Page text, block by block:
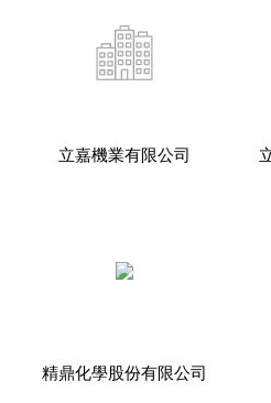
立嘉機業有限公司
精鼎化學股份有限公司